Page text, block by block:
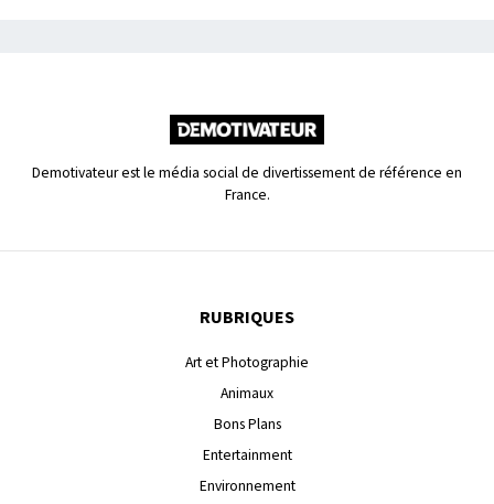
Demotivateur est le média social de divertissement de référence en
France.
RUBRIQUES
Art et Photographie
Animaux
Bons Plans
Entertainment
Environnement